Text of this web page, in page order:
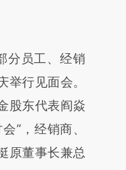
偏差。不代表
员工、经销
举行见面会。
股东代表阎焱
”，经销商、
原董事长兼总